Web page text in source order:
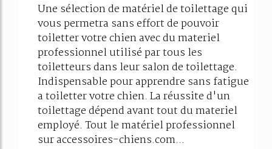
Une sélection de matériel de toilettage qui
vous permetra sans effort de pouvoir
toiletter votre chien avec du materiel
professionnel utilisé par tous les
toiletteurs dans leur salon de toilettage.
Indispensable pour apprendre sans fatigue
a toiletter votre chien. La réussite d'un
toilettage dépend avant tout du materiel
employé. Tout le matériel professionnel
sur accessoires-chiens.com...